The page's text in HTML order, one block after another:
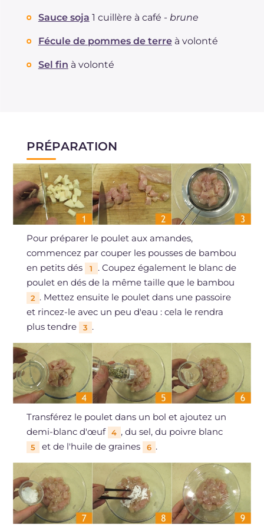
Sauce soja 1 cuillère à café - brune
Fécule de pommes de terre à volonté
Sel fin à volonté
PRÉPARATION
Pour préparer le poulet aux amandes,
commencez par couper les pousses de bambou
en petits dés
1
. Coupez également le blanc de
poulet en dés de la même taille que le bambou
2 . Mettez ensuite le poulet dans une passoire
et rincez-le avec un peu d'eau : cela le rendra
plus tendre
3 .
Transférez le poulet dans un bol et ajoutez un
demi-blanc d'œuf 4 , du sel, du poivre blanc
5 et de l'huile de graines 6 .